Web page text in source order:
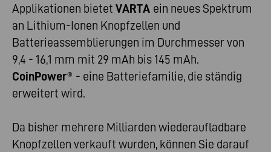
Applikationen bietet VARTA ein neues Spektrum
an Lithium-Ionen Knopfzellen und
Batterieassemblierungen im Durchmesser von
9,4 - 16,1 mm mit 29 mAh bis 145 mAh.
CoinPower® - eine Batteriefamilie, die ständig
erweitert wird.
Da bisher mehrere Milliarden wiederaufladbare
Knopfzellen verkauft wurden, können Sie darauf